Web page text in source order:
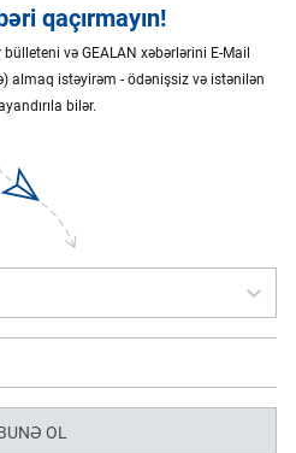
qaçırmayın!
bülleteni və GEALAN xəbərlərini E-Mail
almaq istəyirəm - ödənişsiz və istənilən
bilər.
OL